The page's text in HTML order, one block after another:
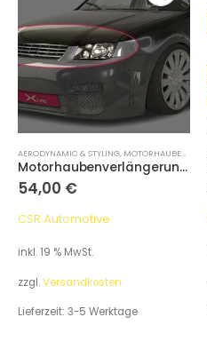
AERODYNAMIC & STYLING, MOTORHAUBENVERLÄNGERUNG
Motorhaubenverlängerung, VW Bora
54,00 €
CSR Automotive
inkl. 19 % MwSt.
zzgl.Versandkosten
Lieferzeit: 3-5 Werktage